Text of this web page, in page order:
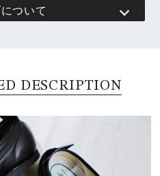
ついて
DESCRIPTION